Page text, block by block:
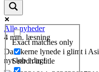
Exact matches only
Search in title
Alle nyheder
4 min. læsning
Danskerne lynede i glimt i
nyt løb i dag!